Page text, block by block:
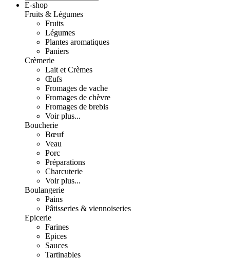
E-shop
Fruits & Légumes
Fruits
Légumes
Plantes aromatiques
Paniers
Crèmerie
Lait et Crèmes
Œufs
Fromages de vache
Fromages de chèvre
Fromages de brebis
Voir plus...
Boucherie
Bœuf
Veau
Porc
Préparations
Charcuterie
Voir plus...
Boulangerie
Pains
Pâtisseries & viennoiseries
Epicerie
Farines
Epices
Sauces
Tartinables